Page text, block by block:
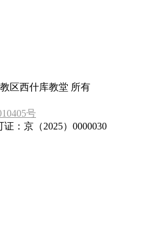
区西什库教堂 所有
号
：京（2025）0000030